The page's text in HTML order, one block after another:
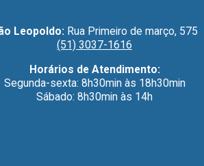
Leopoldo: Rua Primeiro de março, 575
(51) 3037-1616
Horários de Atendimento:
Segunda-sexta: 8h30min às 18h30min
Sábado: 8h30min às 14h